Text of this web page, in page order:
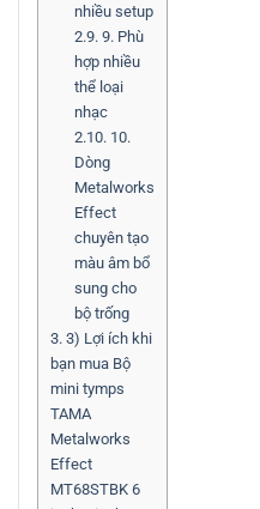
nhiều setup
2.9. 9. Phù
hợp nhiều
thể loại
nhạc
2.10. 10.
Dòng
Metalworks
Effect
chuyên tạo
màu âm bổ
sung cho
bộ trống
3. 3) Lợi ích khi
bạn mua Bộ
mini tymps
TAMA
Metalworks
Effect
MT68STBK 6